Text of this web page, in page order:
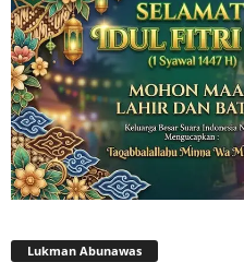
Lukman Abunawas